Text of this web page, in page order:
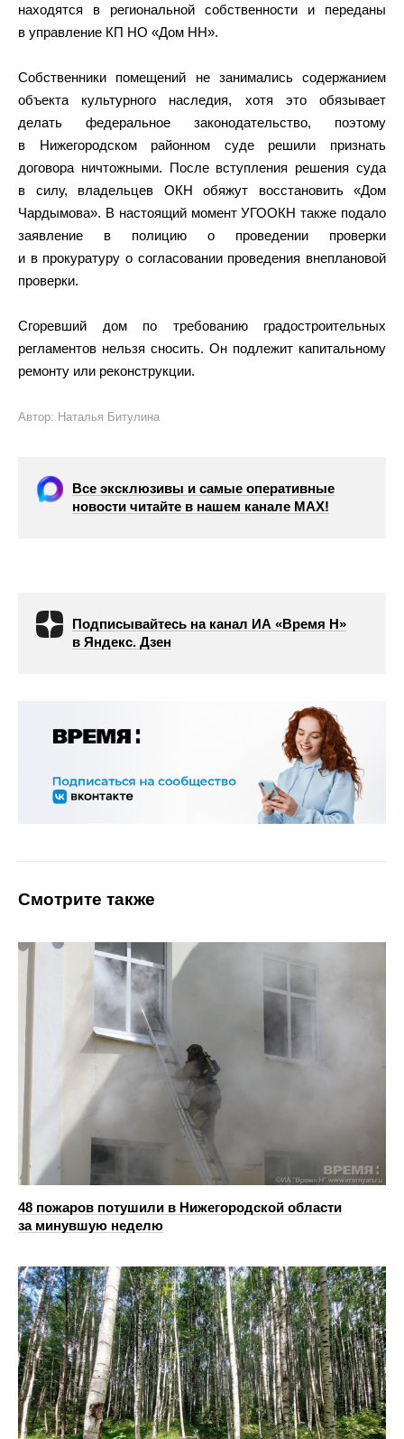
находятся в региональной собственности и переданы
в управление КП НО «Дом НН».
Собственники помещений не занимались содержанием
объекта культурного наследия, хотя это обязывает
делать федеральное законодательство, поэтому
в Нижегородском районном суде решили признать
договора ничтожными. После вступления решения суда
в силу, владельцев ОКН обяжут восстановить «Дом
Чардымова». В настоящий момент УГООКН также подало
заявление в полицию о проведении проверки
и в прокуратуру о согласовании проведения внеплановой
проверки.
Сгоревший дом по требованию градостроительных
регламентов нельзя сносить. Он подлежит капитальному
ремонту или реконструкции.
Автор: Наталья Битулина
Все эксклюзивы и самые оперативные
новости читайте в нашем канале МАХ!
Подписывайтесь на канал ИА «Время Н»
в Яндекс. Дзен
Смотрите также
48 пожаров потушили в Нижегородской области
за минувшую неделю